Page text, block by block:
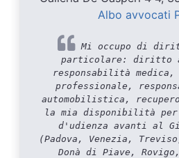
Albo avvocati
Mi occupo di
particolare: diritto
responsabilità
professionale,
automobilistica,
la mia disponibilità
d'udienza avanti al
(Padova, Venezia,
Donà di Piave,